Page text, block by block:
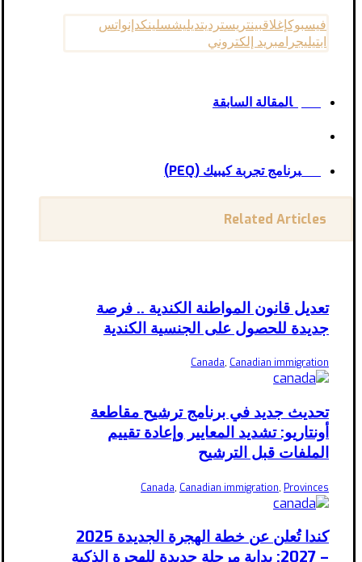
فيسبوكإغلاقبينتريسترديتديليشسلينكدإنواتس
ابتيليجرامبريد إلكتروني
السابقالمقالة السابقة
التالىبرنامج تجربة كيبيك (PEQ)
Related Articles
تعديل قانون المواطنة الكندية .. فرصة
جديدة للحصول على الجنسية الكندية
Canada, Canadian immigration
تحديث جديد في برنامج ترشيح مقاطعة
أونتاريو: تشديد المعايير وإعادة تقييم
الملفات قبل الترشيح
Canada, Canadian immigration, Provinces
كندا تُعلن عن خطة الهجرة الجديدة 2025
– 2027: بداية مرحلة جديدة للهجرة الذكية